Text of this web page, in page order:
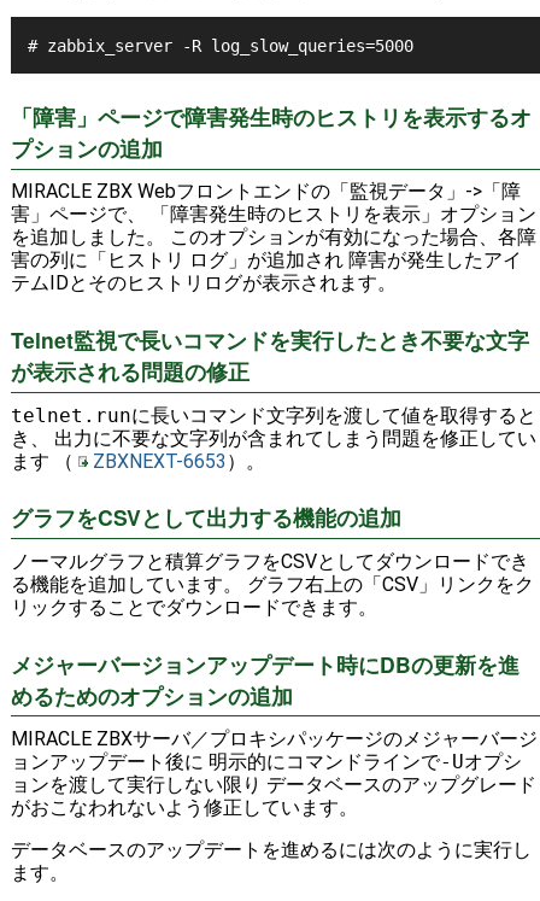
# zabbix_server -R log_slow_queries=5000
「障害」ページで障害発生時のヒストリを表示するオ
プションの追加
MIRACLE ZBX Webフロントエンドの「監視データ」->「障
害」ページで、 「障害発生時のヒストリを表示」オプション
を追加しました。 このオプションが有効になった場合、各障
害の列に「ヒストリ ログ」が追加され 障害が発生したアイ
テムIDとそのヒストリログが表示されます。
Telnet監視で長いコマンドを実行したとき不要な文字
が表示される問題の修正
telnet.runに長いコマンド文字列を渡して値を取得すると
き、 出力に不要な文字列が含まれてしまう問題を修正してい
ます （
ZBXNEXT-6653 ）。
グラフをCSVとして出力する機能の追加
ノーマルグラフと積算グラフをCSVとしてダウンロードでき
る機能を追加しています。 グラフ右上の「CSV」リンクをク
リックすることでダウンロードできます。
メジャーバージョンアップデート時にDBの更新を進
めるためのオプションの追加
MIRACLE ZBXサーバ／プロキシパッケージのメジャーバージ
ョンアップデート後に 明示的にコマンドラインで-Uオプシ
ョンを渡して実行しない限り データベースのアップグレード
がおこなわれないよう修正しています。
データベースのアップデートを進めるには次のように実行し
ます。